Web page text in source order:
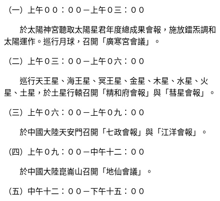
（一）上午００：００－上午０三：００
於太陽神宮聽取太陽星君年度總成果會報，施放鐳炁調和
太陽運作。巡行月球，召開「廣寒宮會議」。
（二）上午０三：００－上午０六：００
巡行天王星、海王星、冥王星、金星、木星、水星、火
星、土星，於土星行轅召開「精和府會報」與「彗星會報」。
（三）上午０六：００－上午０九：００
於中國大陸天安門召開「七政會報」與「江洋會報」。
（四）上午０九：００－中午十二：００
於中國大陸崑崙山召開「地仙會議」。
（五）中午十二：００－下午十五：００